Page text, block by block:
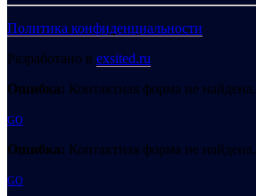
Политика конфиденциальности
Разработано в exsited.ru
Ошибка: Контактная форма не найдена.
GO
Ошибка: Контактная форма не найдена.
GO